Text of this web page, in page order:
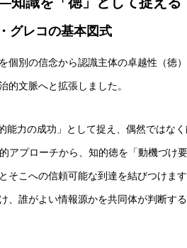
グレコの基本図式
個別の信念から認識主体の卓越性（徳
的文脈へと拡張しました。
能力の成功」として捉え、偶然ではな
アプローチから、知的徳を「動機づけ
そこへの信頼可能な到達を結びつけま
、誰がよい情報源かを共同体が判断す